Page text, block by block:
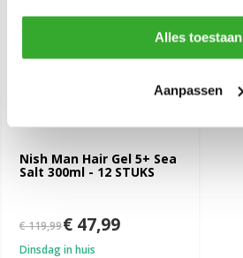
Alles toestaan
Aanpassen
Nish Man Hair Gel 5+ Sea
Salt 300ml - 12 STUKS
€ 119,99€ 47,99
Dinsdag in huis